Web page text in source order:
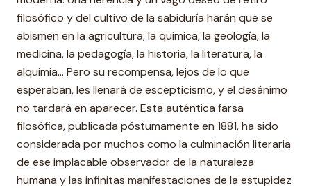
filosófico y del cultivo de la sabiduría harán que se
abismen en la agricultura, la química, la geología, la
medicina, la pedagogía, la historia, la literatura, la
alquimia… Pero su recompensa, lejos de lo que
esperaban, les llenará de escepticismo, y el desánimo
no tardará en aparecer. Esta auténtica farsa
filosófica, publicada póstumamente en 1881, ha sido
considerada por muchos como la culminación literaria
de ese implacable observador de la naturaleza
humana y las infinitas manifestaciones de la estupidez